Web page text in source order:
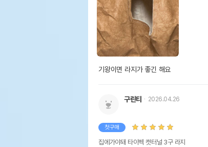
기왕이면 라지가 좋긴 해요
구린티 2026.04.26
첫구매
집에가야돼 타이벡 캣터널 3구 라지